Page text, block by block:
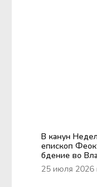
В канун
епископ
бдение во
25 июля 2026